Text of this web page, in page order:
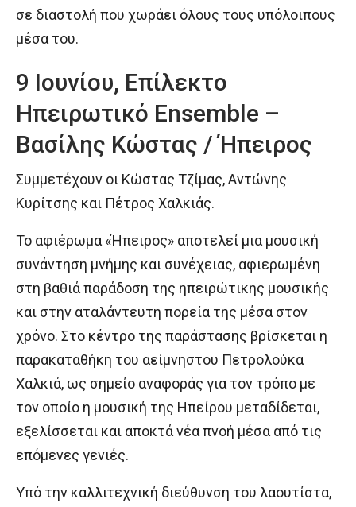
σε διαστολή που χωράει όλους τους υπόλοιπους
μέσα του.
9 Ιουνίου, Επίλεκτο
Ηπειρωτικό Ensemble –
Βασίλης Κώστας / Ήπειρος
Συμμετέχουν οι Κώστας Τζίμας, Αντώνης
Κυρίτσης και Πέτρος Χαλκιάς.
Το αφιέρωμα «Ήπειρος» αποτελεί μια μουσική
συνάντηση μνήμης και συνέχειας, αφιερωμένη
στη βαθιά παράδοση της ηπειρώτικης μουσικής
και στην αταλάντευτη πορεία της μέσα στον
χρόνο. Στο κέντρο της παράστασης βρίσκεται η
παρακαταθήκη του αείμνηστου Πετρολούκα
Χαλκιά, ως σημείο αναφοράς για τον τρόπο με
τον οποίο η μουσική της Ηπείρου μεταδίδεται,
εξελίσσεται και αποκτά νέα πνοή μέσα από τις
επόμενες γενιές.
Υπό την καλλιτεχνική διεύθυνση του λαουτίστα,